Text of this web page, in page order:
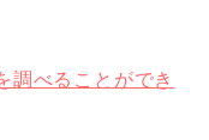
調べることができ